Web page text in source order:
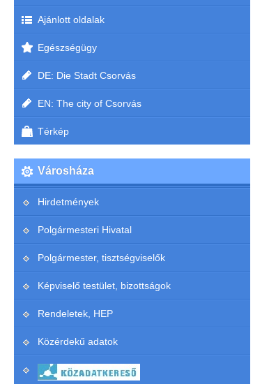
Ajánlott oldalak
Egészségügy
DE: Die Stadt Csorvás
EN: The city of Csorvás
Térkép
Városháza
Hirdetmények
Polgármesteri Hivatal
Polgármester, tisztségviselők
Képviselő testület, bizottságok
Rendeletek, HEP
Közérdekű adatok